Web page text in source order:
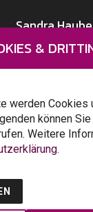
Sandra
Kandidaten
Kontakt
SPD
SPD
&
werden Cookies
können
Weitere